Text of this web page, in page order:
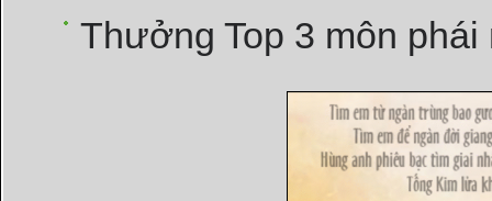
Thưởng Top 3 môn